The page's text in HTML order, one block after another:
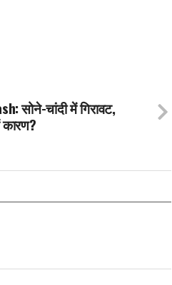
सोने-चांदी में गिरावट,
कारण?